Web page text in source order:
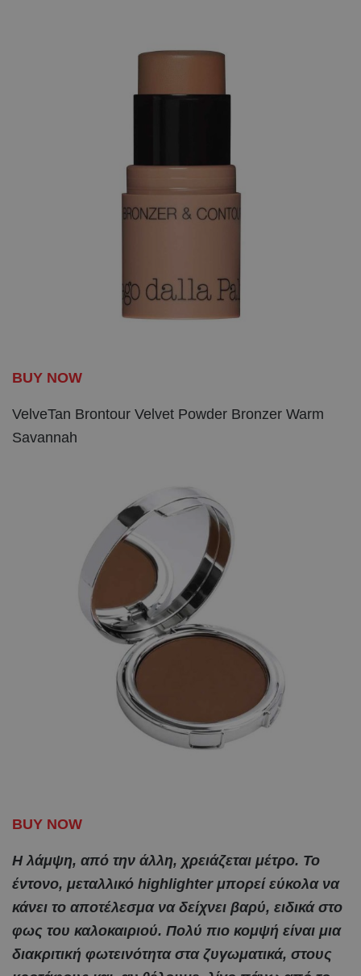
BUY NOW
VelveTan Brontour Velvet Powder Bronzer Warm
Savannah
BUY NOW
Η λάμψη, από την άλλη, χρειάζεται μέτρο. Το
έντονο, μεταλλικό highlighter μπορεί εύκολα να
κάνει το αποτέλεσμα να δείχνει βαρύ, ειδικά στο
φως του καλοκαιριού. Πολύ πιο κομψή είναι μια
διακριτική φωτεινότητα στα ζυγωματικά, στους